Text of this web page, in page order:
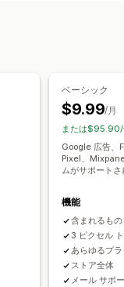
トラフィック元
ベーシック
$9.99/月
または
Google 広告、
Pixel、
ムがサポート
機能
含まれるもの
3 ピクセル
あらゆるプ
ストア全体
メール サポ